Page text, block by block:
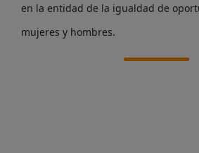
en la entidad de la igualdad de
mujeres y hombres.